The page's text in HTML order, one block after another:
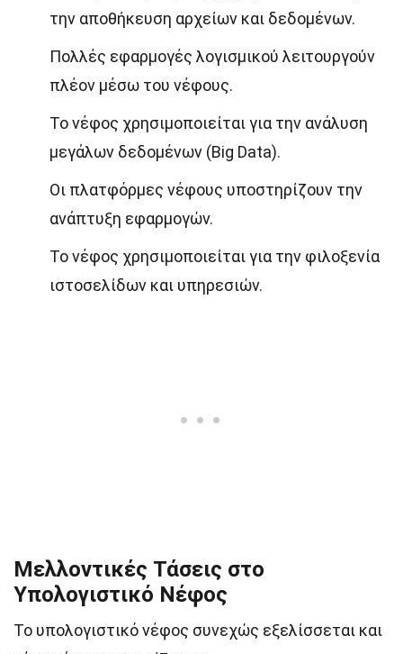
την αποθήκευση αρχείων και δεδομένων.
Πολλές εφαρμογές λογισμικού λειτουργούν
πλέον μέσω του νέφους.
Το νέφος χρησιμοποιείται για την ανάλυση
μεγάλων δεδομένων (Big Data).
Οι πλατφόρμες νέφους υποστηρίζουν την
ανάπτυξη εφαρμογών.
Το νέφος χρησιμοποιείται για την φιλοξενία
ιστοσελίδων και υπηρεσιών.
Μελλοντικές Τάσεις στο
Υπολογιστικό Νέφος
Το υπολογιστικό νέφος συνεχώς εξελίσσεται και